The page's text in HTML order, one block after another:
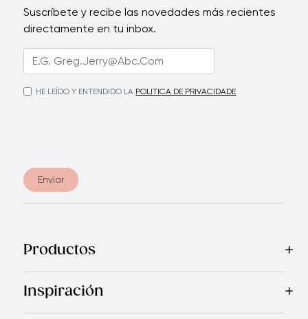
Suscríbete y recibe las novedades más recientes
directamente en tu inbox.
HE LEÍDO Y ENTENDIDO LA POLITICA DE PRIVACIDADE
Enviar
Productos
Mas VendidosCocinaCuchillosVajillasElectrodomésticos
Inspiración